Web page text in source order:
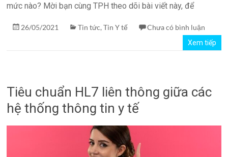
mức nào? Mời bạn cùng TPH theo dõi bài viết này, để
26/05/2021 Tin tức,Tin Y tế Chưa có bình luận
Xem tiếp
Tiêu chuẩn HL7 liên thông giữa các
hệ thống thông tin y tế